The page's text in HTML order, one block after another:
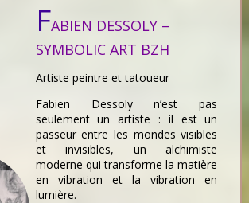
FABIEN DESSOLY –
SYMBOLIC ART BZH
Artiste peintre et tatoueur
Fabien Dessoly n’est pas
seulement un artiste : il est un
passeur entre les mondes visibles
et invisibles, un alchimiste
moderne qui transforme la matière
en vibration et la vibration en
lumière.